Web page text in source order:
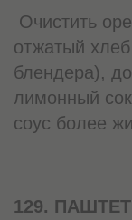
Очистить
отжатый
блендера),
лимонный
соус более
129.